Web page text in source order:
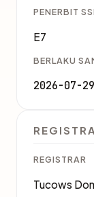
PENERBIT
E7
BERLAKU
2026-07-29
REGISTRAR
Tucows